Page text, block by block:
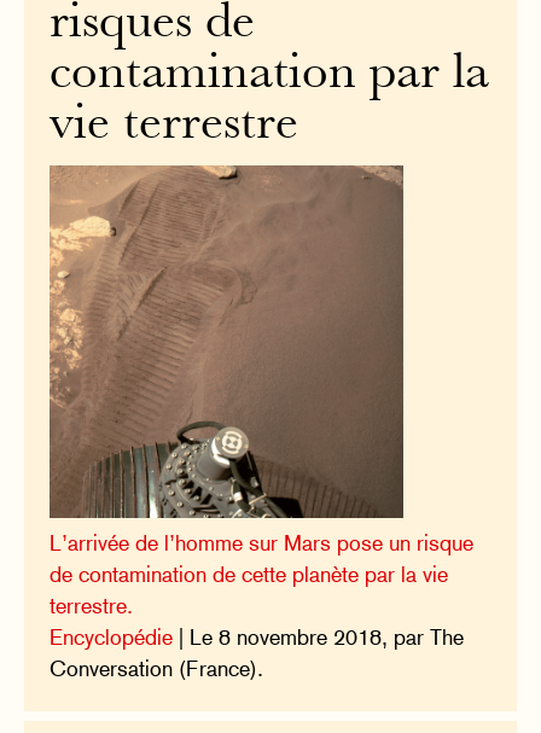
risques de
contamination par la
vie terrestre
L’arrivée de l’homme sur Mars pose un risque
de contamination de cette planète par la vie
terrestre.
Encyclopédie | Le 8 novembre 2018, par The
Conversation (France).